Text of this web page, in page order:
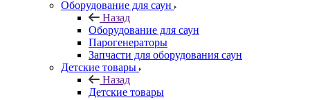
Оборудование для саун
Назад
Оборудование для саун
Парогенераторы
Запчасти для оборудования саун
Детские товары
Назад
Детские товары